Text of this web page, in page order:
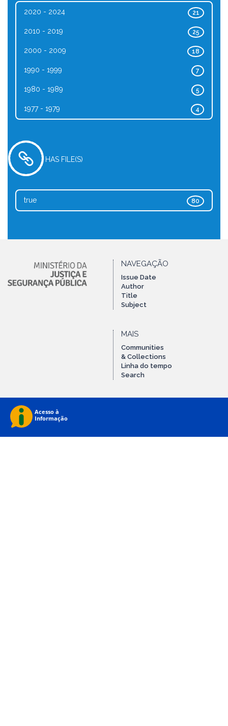
21
2020 - 2024
25
2010 - 2019
18
2000 - 2009
7
1990 - 1999
5
1980 - 1989
4
1977 - 1979
HAS FILE(S)
80
true
NAVEGAÇÃO
Issue Date
Author
Title
Subject
MAIS
Communities
& Collections
Linha do tempo
Search